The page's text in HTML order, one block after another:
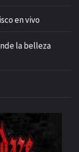
en vivo
la belleza